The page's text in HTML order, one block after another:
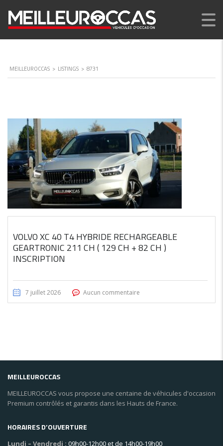
MEILLEUROCCAS > LISTINGS > 8731
VOLVO XC 40 T4 HYBRIDE RECHARGEABLE
GEARTRONIC 211 CH ( 129 CH + 82 CH )
INSCRIPTION
7 juillet 2026 Aucun commentaire
MEILLEUROCCAS
MEILLEUROCCAS vous propose une centaine de véhicules d'occasion
Premium contrôlés et garantis dans les Hauts de France.
HORAIRES D’OUVERTURE
Lundi – Vendredi : 09h00-12h00 et de 14h00-19h00